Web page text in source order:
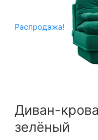
Распродажа!
Диван-
зелёный